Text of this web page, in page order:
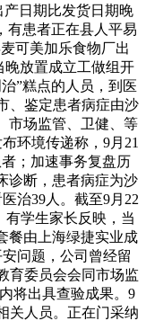
日期比发货日期晚
有患者正在县人平易
可美加乐食物厂出
晚放置成立工做组开
”糕点的人员，到医
、鉴定患者病症由沙
市场监管、卫健、等
环境传递称，9月21
；加速事务复盘历
诊断，患者病症为沙
治39人。截至9月22
有学生家长反映，当
餐由上海绿捷实业成
问题，公司曾经留
育委员会会同市场监
将出具查验成果。9
关人员。正在门采纳